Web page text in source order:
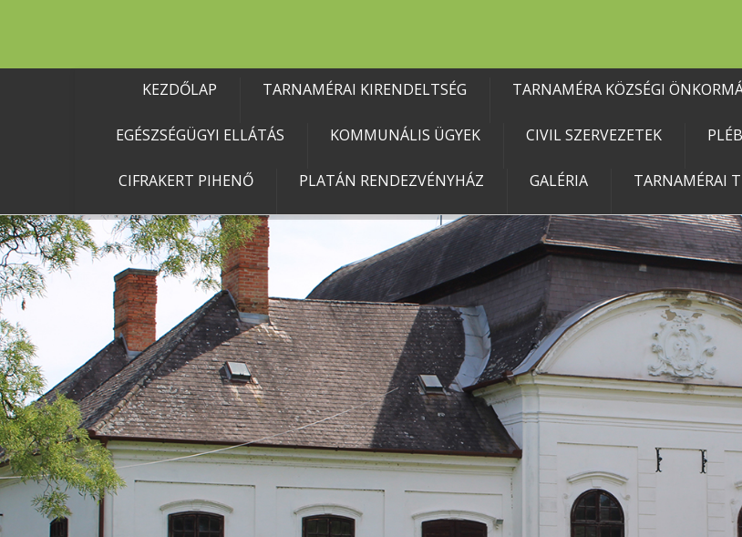
KEZDŐLAP TARNAMÉRAI KIRENDELTSÉG TARNAMÉRA KÖZSÉGI
EGÉSZSÉGÜGYI ELLÁTÁS KOMMUNÁLIS ÜGYEK CIVIL SZERVEZETEK
CIFRAKERT PIHENŐ PLATÁN RENDEZVÉNYHÁZ GALÉRIA TARNAMÉRAI